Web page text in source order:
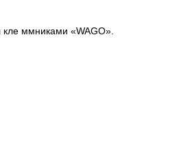
кле ммниками «WAGO».